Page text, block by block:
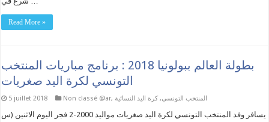
Read More »
بطولة العالم ببولونيا 2018 : برنامج مباريات المنتخب
التونسي لكرة اليد صغريات
5 juillet 2018 Non classé @ar, المنتخب التونسي, كرة اليد النسائية
يسافر وفد المنتخب التونسي لكرة اليد صغريات مواليد 2000-2 فجر اليوم الاثنين (س